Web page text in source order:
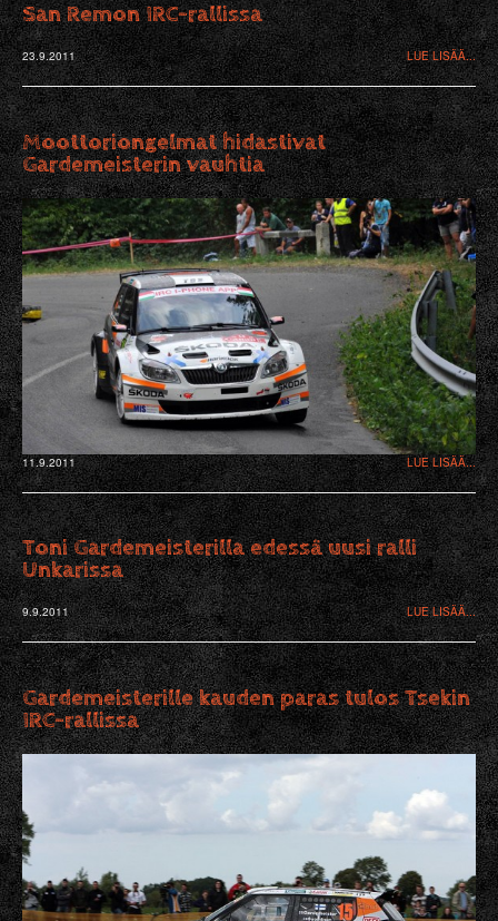
San Remon IRC-rallissa
23.9.2011 LUE LISÄÄ...
Moottoriongelmat hidastivat
Gardemeisterin vauhtia
11.9.2011 LUE LISÄÄ...
Toni Gardemeisterilla edessä uusi ralli
Unkarissa
9.9.2011 LUE LISÄÄ...
Gardemeisterille kauden paras tulos Tsekin
IRC-rallissa